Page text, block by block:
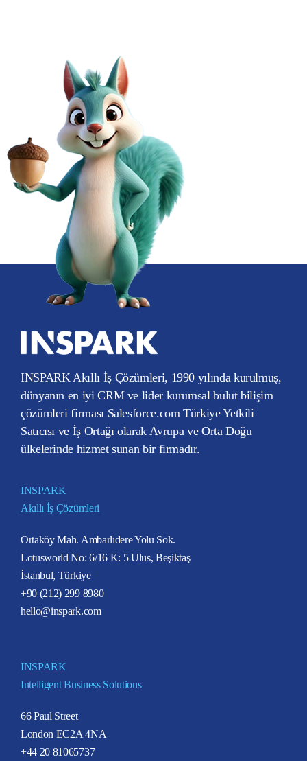
INSPARK Akıllı İş Çözümleri, 1990 yılında kurulmuş,
dünyanın en iyi CRM ve lider kurumsal bulut bilişim
çözümleri firması Salesforce.com Türkiye Yetkili
Satıcısı ve İş Ortağı olarak Avrupa ve Orta Doğu
ülkelerinde hizmet sunan bir firmadır.
INSPARK
Akıllı İş Çözümleri
Ortaköy Mah. Ambarlıdere Yolu Sok.
Lotusworld No: 6/16 K: 5 Ulus, Beşiktaş
İstanbul, Türkiye
+90 (212) 299 8980
hello@inspark.com
INSPARK
Intelligent Business Solutions
66 Paul Street
London EC2A 4NA
+44 20 81065737